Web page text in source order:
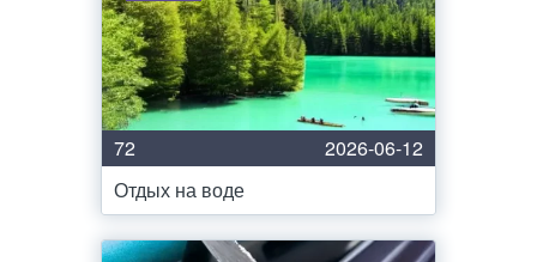
72
2026-06-12
Отдых на воде